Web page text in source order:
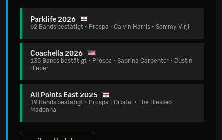
Parklife 2026
62 Bands bestätigt • Prospa • Calvin Harris • Sammy Virji
Coachella 2026
135 Bands bestätigt • Prospa • Sabrina Carpenter • Justin
Bieber
All Points East 2025
19 Bands bestätigt • Prospa • Orbital • The Blessed
Madonna